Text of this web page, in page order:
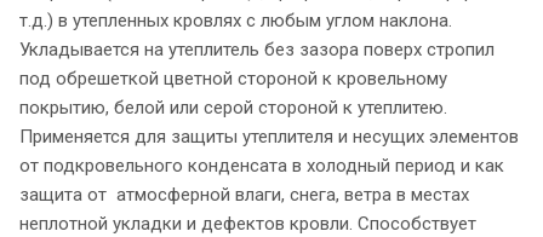
т.д.) в утепленных кровлях с любым углом наклона.
Укладывается на утеплитель без зазора поверх стропил
под обрешеткой цветной стороной к кровельному
покрытию, белой или серой стороной к утеплитею.
Применяется для защиты утеплителя и несущих элементов
от подкровельного конденсата в холодный период и как
защита от атмосферной влаги, снега, ветра в местах
неплотной укладки и дефектов кровли. Способствует